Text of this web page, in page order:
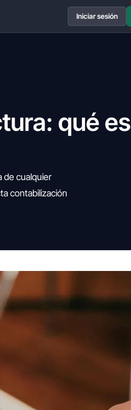
Iniciar sesión
qué es
de cualquier
contabilización